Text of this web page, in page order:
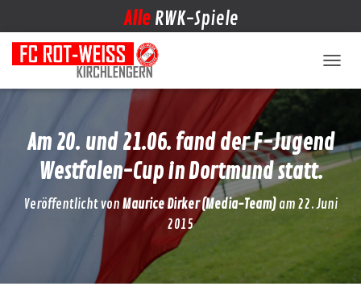
Alle RWK-Spiele
Am 20. und 21.06. fand der F-Jugend
Westfalen-Cup in Dortmund statt.
Veröffentlicht von Maurice Dirker (Media-Team)am 22. Juni
2015